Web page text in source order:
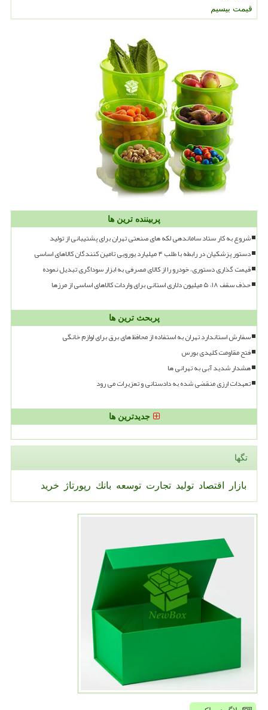
قیمت بیسیم
پربیننده ترین ها
شروع به کار ستاد ساماندهی لکه های صنعتی تهران برای پشتیبانی از تولید
دستور پزشکیان در رابطه با طلب ۴ میلیارد یورویی تامین کنندگان کالاهای اساسی
قیمت گذاری دستوری، خودرو را از کالای مصرفی به ابزار سوداگری تبدیل نموده
حذف سقف ۱۸، ۵ میلیون دلاری استانی برای واردات کالاهای اساسی از مرزها
پربحث ترین ها
سفارش استاندارد تهران به استفاده از محافظ های برق برای لوازم خانگی
فتح مقاومت کلیدی بورس
هشدار شدید آبی به تهرانی ها
تعهدات ارزی منقضی شده به دادستانی و تعزیرات می رود
جدیدترین ها
تگها
بازار اقتصاد تولید تجارت توسعه بانك رپورتاژ خرید